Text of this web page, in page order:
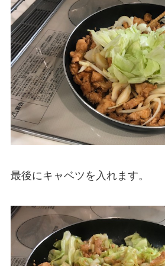
最後にキャベツを入れます。